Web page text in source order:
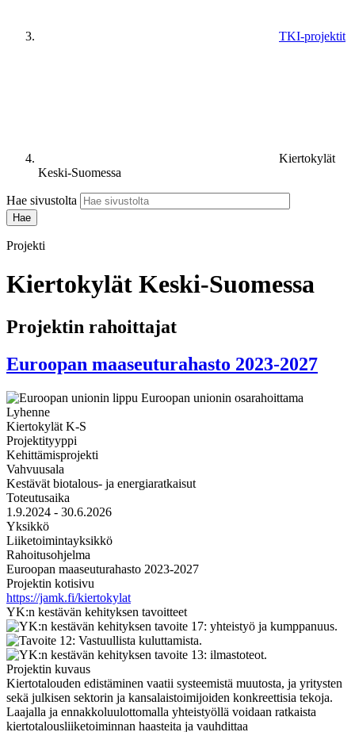
TKI-projektit
Kiertokylät
Keski-Suomessa
Hae sivustolta
Projekti
Kiertokylät Keski-Suomessa
Projektin rahoittajat
Euroopan maaseuturahasto 2023-2027
Lyhenne
Kiertokylät K-S
Projektityyppi
Kehittämisprojekti
Vahvuusala
Kestävät biotalous- ja energiaratkaisut
Toteutusaika
1.9.2024 - 30.6.2026
Yksikkö
Liiketoimintayksikkö
Rahoitusohjelma
Euroopan maaseuturahasto 2023-2027
Projektin kotisivu
https://jamk.fi/kiertokylat
YK:n kestävän kehityksen tavoitteet
Projektin kuvaus
Kiertotalouden edistäminen vaatii systeemistä muutosta, ja yritysten
sekä julkisen sektorin ja kansalaistoimijoiden konkreettisia tekoja.
Laajalla ja ennakkoluulottomalla yhteistyöllä voidaan ratkaista
kiertotalousliiketoiminnan haasteita ja vauhdittaa